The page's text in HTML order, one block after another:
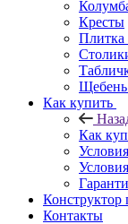
Кресты
Плитка
Щебень
Как купить
Как
Конструктор
Контакты